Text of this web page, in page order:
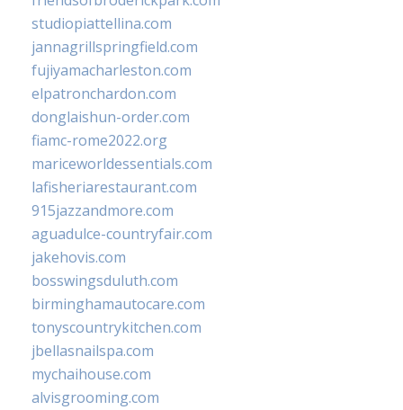
studiopiattellina.com
jannagrillspringfield.com
fujiyamacharleston.com
elpatronchardon.com
donglaishun-order.com
fiamc-rome2022.org
mariceworldessentials.com
lafisheriarestaurant.com
915jazzandmore.com
aguadulce-countryfair.com
jakehovis.com
bosswingsduluth.com
birminghamautocare.com
tonyscountrykitchen.com
jbellasnailspa.com
mychaihouse.com
alvisgrooming.com